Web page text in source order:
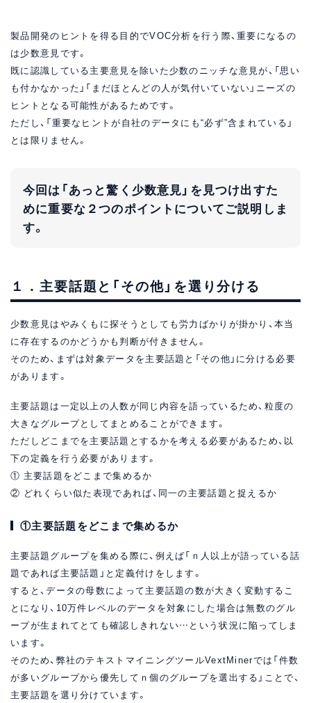
製品開発のヒントを得る目的でVOC分析を行う際、重要になるの
は少数意見です。
既に認識している主要意見を除いた少数のニッチな意見が、「思い
も付かなかった」「まだほとんどの人が気付いていない」ニーズの
ヒントとなる可能性があるためです。
ただし、「重要なヒントが自社のデータにも“必ず”含まれている」
とは限りません。
今回は「あっと驚く少数意見」を見つけ出すた
めに重要な２つのポイントについてご説明しま
す。
１．主要話題と「その他」を選り分ける
少数意見はやみくもに探そうとしても労力ばかりが掛かり、本当
に存在するのかどうかも判断が付きません。
そのため、まずは対象データを主要話題と「その他」に分ける必要
があります。
主要話題は一定以上の人数が同じ内容を語っているため、粒度の
大きなグループとしてまとめることができます。
ただしどこまでを主要話題とするかを考える必要があるため、以
下の定義を行う必要があります。
① 主要話題をどこまで集めるか
② どれくらい似た表現であれば、同一の主要話題と捉えるか
①主要話題をどこまで集めるか
主要話題グループを集める際に、例えば「ｎ人以上が語っている話
題であれば主要話題」と定義付けをします。
すると、データの母数によって主要話題の数が大きく変動するこ
とになり、10万件レベルのデータを対象にした場合は無数のグル
ープが生まれてとても確認しきれない…という状況に陥ってしま
います。
そのため、弊社のテキストマイニングツールVextMinerでは「件数
が多いグループから優先してｎ個のグループを選出する」ことで、
主要話題を選り分けています。